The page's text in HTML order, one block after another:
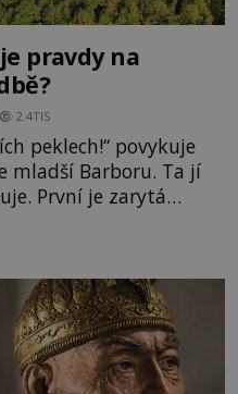
pravdy na
2.4TIS
peklech!“ povykuje
mladší Barboru. Ta jí
První je zarytá
kališnice. A každá z
slavného hradu
boje. Za manželku má